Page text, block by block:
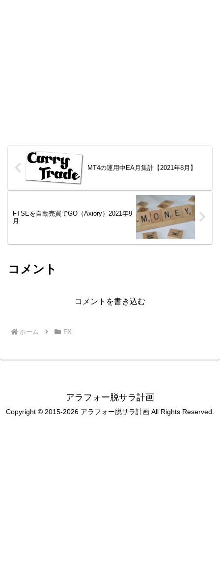
MT4の運用中EA月集計【2021年8月】
FTSEを自動売買でGO（Axiory）2021年9
月
コメント
コメントを書き込む
ホーム FX
アラフォー脱サラ計画
Copyright © 2015-2026 アラフォー脱サラ計画 All Rights Reserved.